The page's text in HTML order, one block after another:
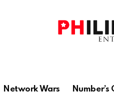
Network Wars Number’s